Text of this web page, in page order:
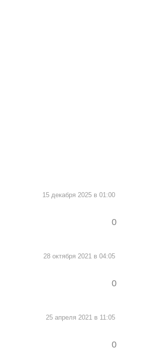
15 декабря 2025 в 01:00
0
28 октября 2021 в 04:05
0
25 апреля 2021 в 11:05
0